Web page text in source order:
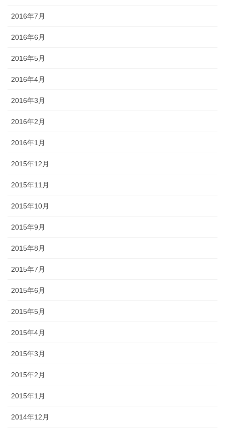
2016年7月
2016年6月
2016年5月
2016年4月
2016年3月
2016年2月
2016年1月
2015年12月
2015年11月
2015年10月
2015年9月
2015年8月
2015年7月
2015年6月
2015年5月
2015年4月
2015年3月
2015年2月
2015年1月
2014年12月